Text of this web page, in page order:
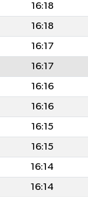
16:18
16:18
16:17
16:17
16:16
16:16
16:15
16:15
16:14
16:14